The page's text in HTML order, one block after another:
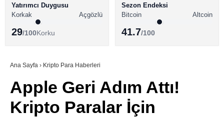
Youtube
TikTok
BİTCOİN HABERLERİ
ALTCOİN HABERLERİ
SÖZLÜK
Yatırımcı Duygusu
Korkak
Açgözlü
29/100Korku
Sezon Endeksi
Bitcoin
Altcoin
41.7/100
Ana Sayfa › Kripto Para Haberleri
Apple Geri Adım Attı!
Kripto Paralar İçin